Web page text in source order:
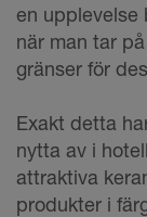
en upplevelse
när man tar
gränser för
Exakt detta
nytta av i
attraktiva
produkter i